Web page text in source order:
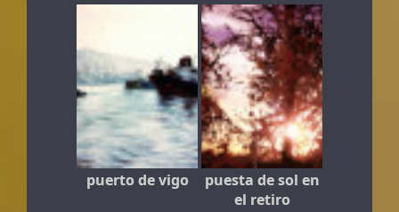
puerto de vigo
puesta de sol en
el retiro